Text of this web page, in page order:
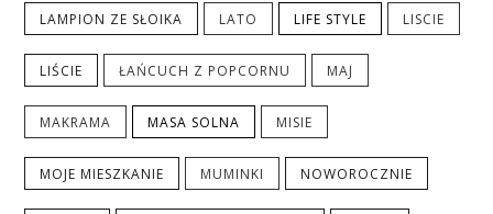
LAMPION ZE SŁOIKA LATO LIFE STYLE LISCIE
LIŚCIE ŁAŃCUCH Z POPCORNU MAJ
MAKRAMA MASA SOLNA MISIE
MOJE MIESZKANIE MUMINKI NOWOROCZNIE